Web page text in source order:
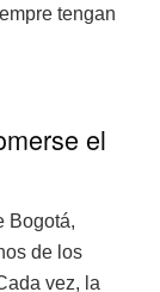
tengan
el
Bogotá,
de los
vez, la